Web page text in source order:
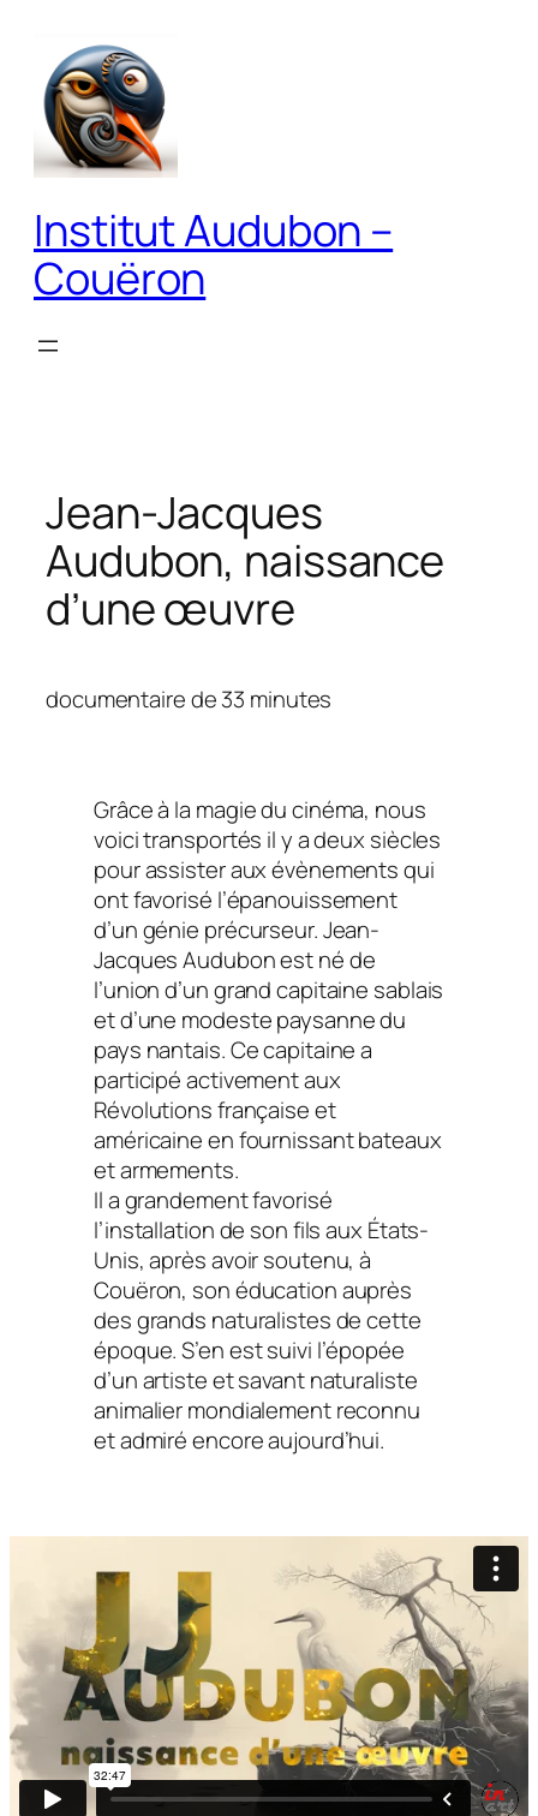
contenu
Institut Audubon –
Couëron
Jean-Jacques
Audubon, naissance
d’une œuvre
documentaire de 33 minutes
Grâce à la magie du cinéma, nous
voici transportés il y a deux siècles
pour assister aux évènements qui
ont favorisé l’épanouissement
d’un génie précurseur. Jean-
Jacques Audubon est né de
l’union d’un grand capitaine sablais
et d’une modeste paysanne du
pays nantais. Ce capitaine a
participé activement aux
Révolutions française et
américaine en fournissant bateaux
et armements.
Il a grandement favorisé
l’installation de son fils aux États-
Unis, après avoir soutenu, à
Couëron, son éducation auprès
des grands naturalistes de cette
époque. S’en est suivi l’épopée
d’un artiste et savant naturaliste
animalier mondialement reconnu
et admiré encore aujourd’hui.